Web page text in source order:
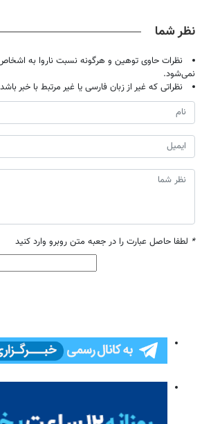
نظر شما
نظرات حاوی توهین و هرگونه نسبت ناروا به
نمی‌شود.
نظراتی که غیر از زبان فارسی یا غیر مرتبط با خبر
* لطفا حاصل عبارت را در جعبه متن روبرو وارد کنید